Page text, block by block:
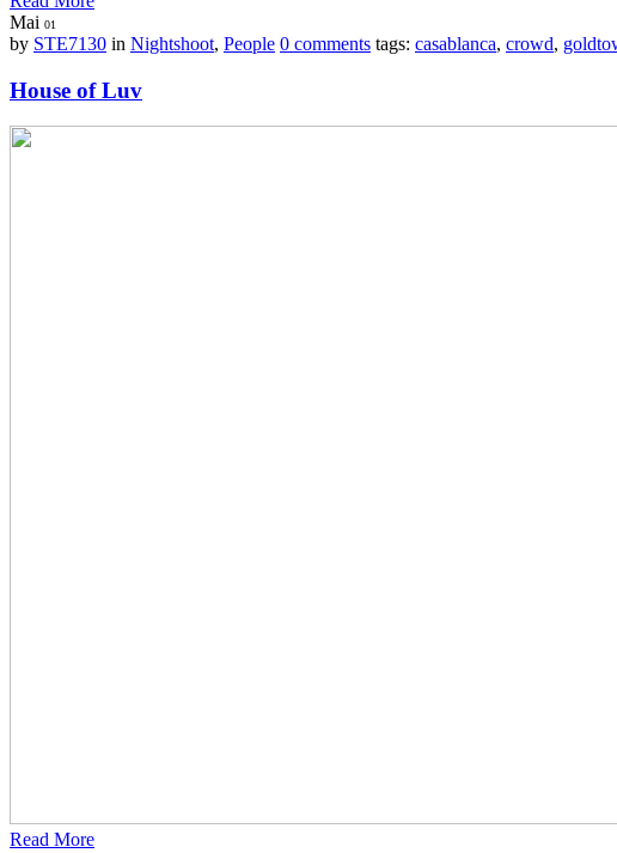
Mai 01
by STE7130 in Nightshoot, People 0 comments tags: casablanca, crowd,
House of Luv
Read More